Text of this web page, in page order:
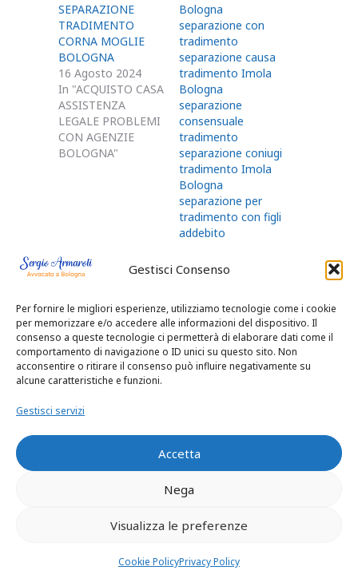
Gestisci Consenso
Per fornire le migliori esperienze, utilizziamo tecnologie come i cookie
per memorizzare e/o accedere alle informazioni del dispositivo. Il
consenso a queste tecnologie ci permetterà di elaborare dati come il
comportamento di navigazione o ID unici su questo sito. Non
acconsentire o ritirare il consenso può influire negativamente su
alcune caratteristiche e funzioni.
Gestisci servizi
Accetta
Nega
Visualizza le preferenze
Cookie PolicyPrivacy Policy
SEPARAZIONE
TRADIMENTO
CORNA MOGLIE
BOLOGNA
16 Agosto 2024
In "ACQUISTO CASA
ASSISTENZA
LEGALE PROBLEMI
CON AGENZIE
BOLOGNA"
Bologna
separazione con
tradimento
separazione causa
tradimento Imola
Bologna
separazione
consensuale
tradimento
separazione coniugi
tradimento Imola
Bologna
separazione per
tradimento con figli
addebito
tradimento
tradimento chat
Bologna
separazione per
colpa tradimento
separazione
colpa tradimento
affidamento figli
superare una
separazione con
3 Gennaio 2019
In "Senza categoria"
Separazione per